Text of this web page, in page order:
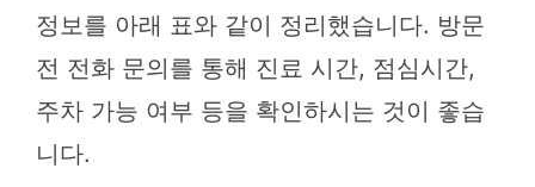
정보를 아래 표와 같이 정리했습니다. 방문
전 전화 문의를 통해 진료 시간, 점심시간,
주차 가능 여부 등을 확인하시는 것이 좋습
니다.